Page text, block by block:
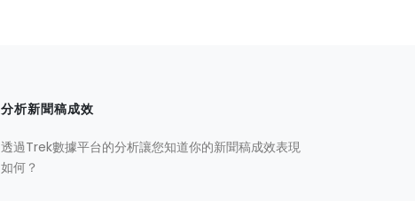
分析新聞稿成效
透過Trek數據平台的分析讓您知道你的新聞稿成效表現
如何？